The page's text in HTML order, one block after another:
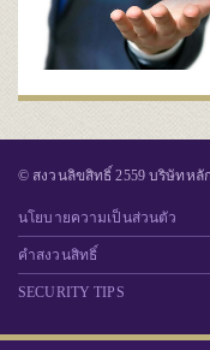
© สงวนลิขสิทธิ์ 2559 บริษัทห
นโยบายความเป็นส่วนตัว
คำสงวนสิทธิ์
SECURITY TIPS